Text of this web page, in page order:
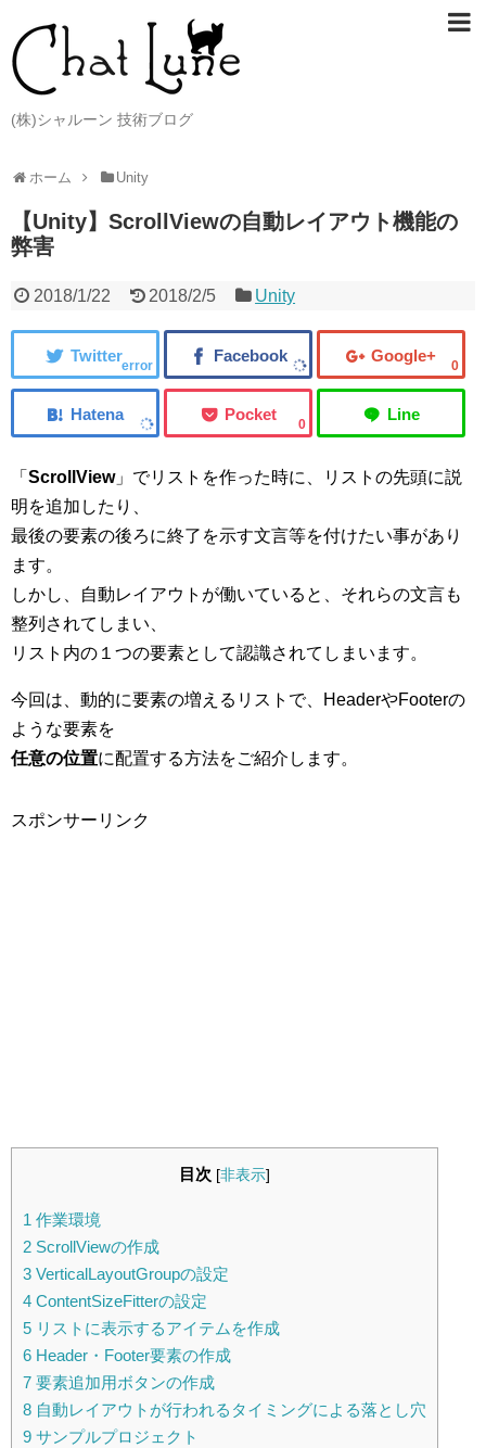
(株)シャルーン 技術ブログ
ホーム Unity
【Unity】ScrollViewの自動レイアウト機能の
弊害
2018/1/22 2018/2/5 Unity
error 0
0
「 ScrollView」でリストを作った時に、リストの先頭に説
明を追加したり、
最後の要素の後ろに終了を示す文言等を付けたい事があり
ます。
しかし、自動レイアウトが働いていると、それらの文言も
整列されてしまい、
リスト内の１つの要素として認識されてしまいます。
今回は、動的に要素の増えるリストで、HeaderやFooterの
ような要素を
任意の位置に配置する方法をご紹介します。
スポンサーリンク
目次 [非表示]
1 作業環境
2 ScrollViewの作成
3 VerticalLayoutGroupの設定
4 ContentSizeFitterの設定
5 リストに表示するアイテムを作成
6 Header・Footer要素の作成
7 要素追加用ボタンの作成
8 自動レイアウトが行われるタイミングによる落とし穴
9 サンプルプロジェクト